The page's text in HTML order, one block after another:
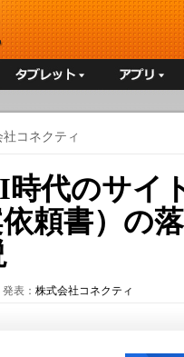
コネクティ
時代のサイ
頼書）の
発表： 株式会社コネクティ